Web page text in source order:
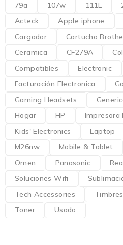
79a 107w 111L
Acteck
Apple iphone
Cargador
Cartucho
Ceramica
CF279A
Compatibles
Electronic
Facturación Electronica
Gaming Headsets
Hogar
HP
Impresora
Kids' Electronics
Laptop
M26nw
Mobile & Tablet
Omen
Panasonic
Soluciones Wifi
Tech Accessories
Toner
Usado